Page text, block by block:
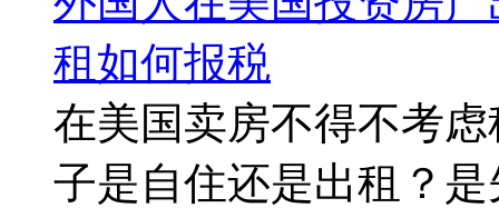
在美国卖房不得不考
子是自住还是出租？